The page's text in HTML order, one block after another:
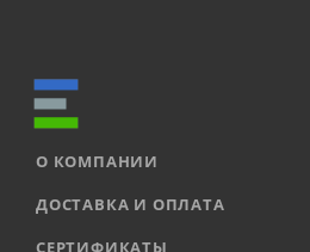
О КОМПАНИИ
ДОСТАВКА И ОПЛАТА
СЕРТИФИКАТЫ